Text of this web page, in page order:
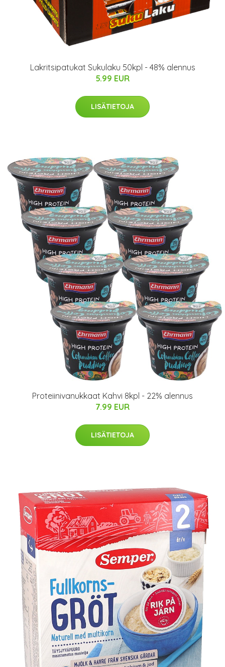
Lakritsipatukat Sukulaku 50kpl - 48% alennus
5.99 EUR
LISÄTIETOJA
Proteiinivanukkaat Kahvi 8kpl - 22% alennus
7.99 EUR
LISÄTIETOJA